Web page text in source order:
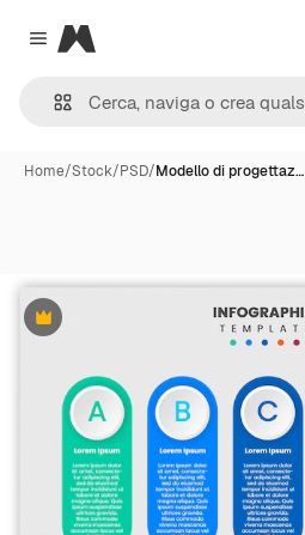
Close menu
Magnific
Home/Stock/PSD/Modello di progettaz…
Premium